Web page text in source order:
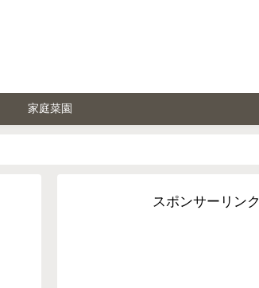
家庭菜園
スポンサーリンク